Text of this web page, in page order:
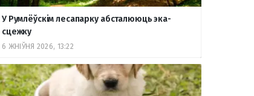
У Румлёўскім лесапарку абсталююць эка-
сцежку
6 ЖНІЎНЯ 2026, 13:22